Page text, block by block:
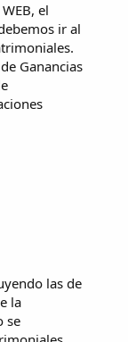
el
ir al
Ganancias
las de
la
se